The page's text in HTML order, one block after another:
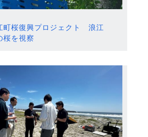
町桜復興プロジェクト 浪江
桜を視察